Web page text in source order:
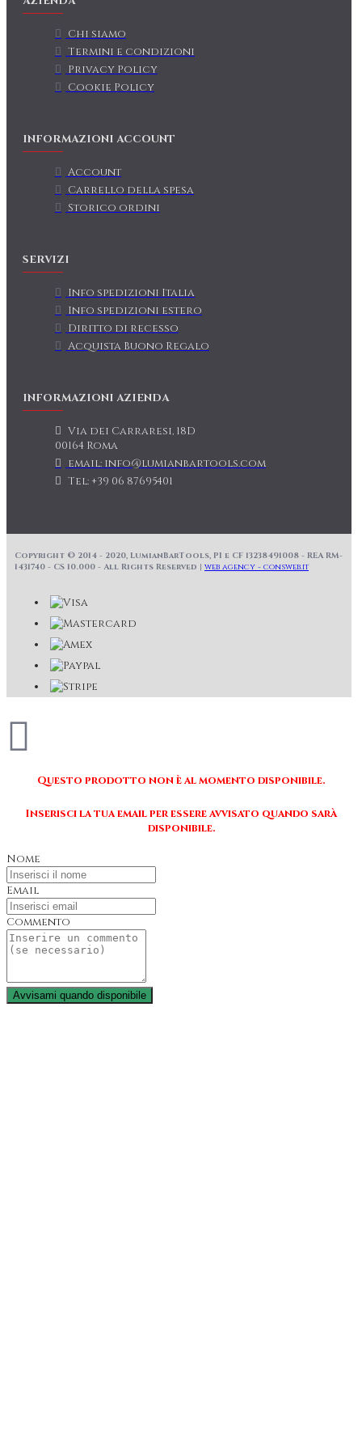
Chi siamo
Termini e condizioni
Privacy Policy
Cookie Policy
INFORMAZIONI ACCOUNT
Account
Carrello della spesa
Storico ordini
SERVIZI
Info spedizioni Italia
Info spedizioni estero
Diritto di recesso
Acquista Buono Regalo
INFORMAZIONI AZIENDA
Via dei Carraresi, 18D
00164 Roma
email: info@lumianbartools.com
Tel: +39 06 87695401
Copyright © 2014 - 2020, LumianBarTools, PI e CF 13238491008 - REA RM-
1431740 - CS 10.000 - All Rights Reserved | web agency - consweb.it
Questo prodotto non è al momento disponibile.
Inserisci la tua email per essere avvisato quando sarà
disponibile.
Nome
Email
Commento
Avvisami quando disponibile